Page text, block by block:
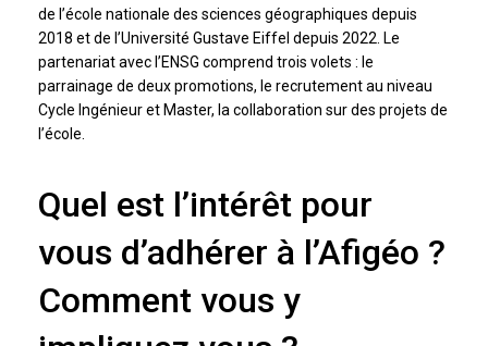
de l’école nationale des sciences géographiques depuis
2018 et de l’Université Gustave Eiffel depuis 2022. Le
partenariat avec l’ENSG comprend trois volets : le
parrainage de deux promotions, le recrutement au niveau
Cycle Ingénieur et Master, la collaboration sur des projets de
l’école.
Quel est l’intérêt pour
vous d’adhérer à l’Afigéo ?
Comment vous y